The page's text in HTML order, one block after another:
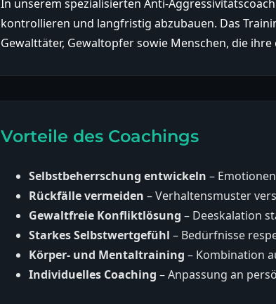
In unserem spezialisierten Anti-
kontrollieren und langfristig abzubauen. Das
Gewalttäter, Gewaltopfer sowie Menschen, die
Vorteile des Coachings
Selbstbeherrschung entwickeln –
Rückfälle vermeiden – Verhaltensmuster
Gewaltfreie Konfliktlösung – Deeskalation
Starkes Selbstwertgefühl – Bedürfnisse
Körper- und Mentaltraining – Kombination
Individuelles Coaching – Anpassung an